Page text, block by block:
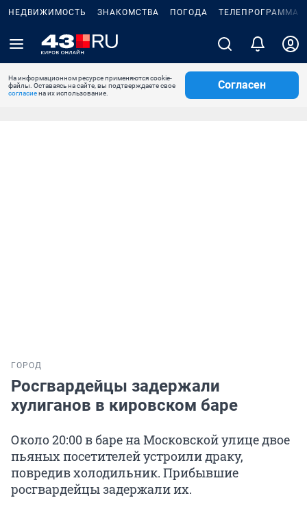
НЕДВИЖИМОСТЬ ЗНАКОМСТВА ПОГОДА ТЕЛЕПРОГРАММА
На информационном ресурсе применяются cookie-
файлы. Оставаясь на сайте, вы подтверждаете свое
согласиена их использование.
Согласен
ГОРОД
Росгвардейцы задержали
хулиганов в кировском баре
Около 20:00 в баре на Московской улице двое
пьяных посетителей устроили драку,
повредив холодильник. Прибывшие
росгвардейцы задержали их.